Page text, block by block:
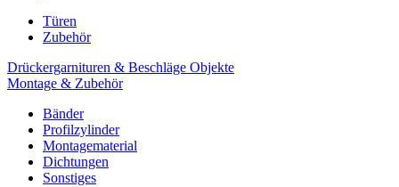
Türen
Zubehör
Drückergarnituren & Beschläge Objekte
Montage & Zubehör
Bänder
Profilzylinder
Montagematerial
Dichtungen
Sonstiges